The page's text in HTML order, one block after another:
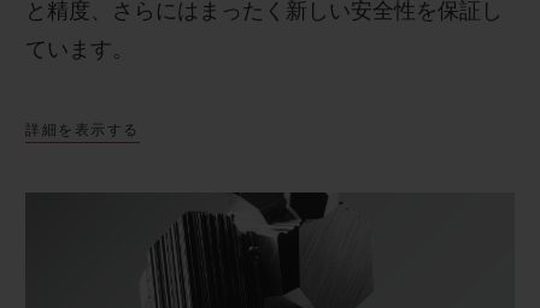
と精度、さらにはまったく新しい安全性を保証し
ています。
詳細を表示する